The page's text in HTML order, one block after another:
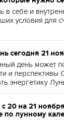
в себе и
условия для
сегодня 21
день может
и перспективы
энергетику
20 на 21
по лунному